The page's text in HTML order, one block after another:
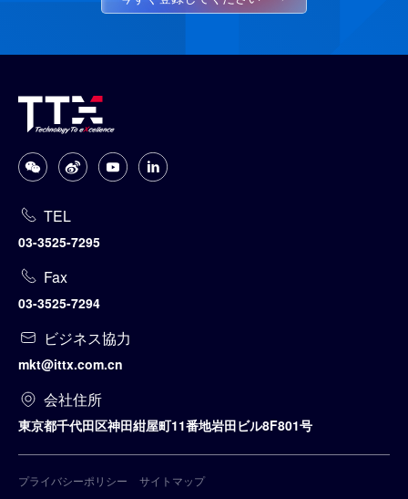
TEL
03-3525-7295
Fax
03-3525-7294
ビジネス協力
mkt@ittx.com.cn
会社住所
東京都千代田区神田紺屋町11番地岩田ビル8F801号
プライバシーポリシー サイトマップ